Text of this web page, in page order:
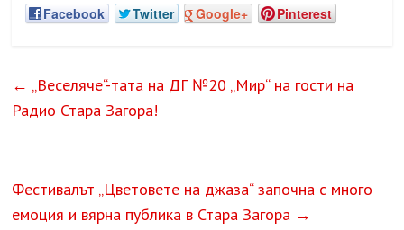
Facebook Twitter Google+ Pinterest
← „Веселяче“-тата на ДГ №20 „Мир“ на гости на
Радио Стара Загора!
Фестивалът „Цветовете на джаза“ започна с много
емоция и вярна публика в Стара Загора →